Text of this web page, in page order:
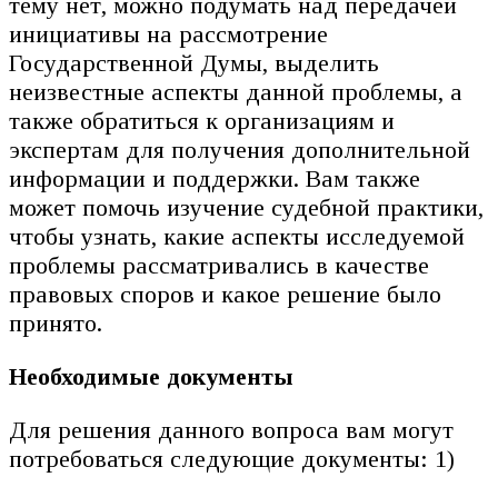
инициативы на рассмотрение
Государственной Думы, выделить
неизвестные аспекты данной проблемы, а
также обратиться к организациям и
экспертам для получения дополнительной
информации и поддержки. Вам также
может помочь изучение судебной практики,
чтобы узнать, какие аспекты исследуемой
проблемы рассматривались в качестве
правовых споров и какое решение было
принято.
Необходимые документы
Для решения данного вопроса вам могут
потребоваться следующие документы: 1)